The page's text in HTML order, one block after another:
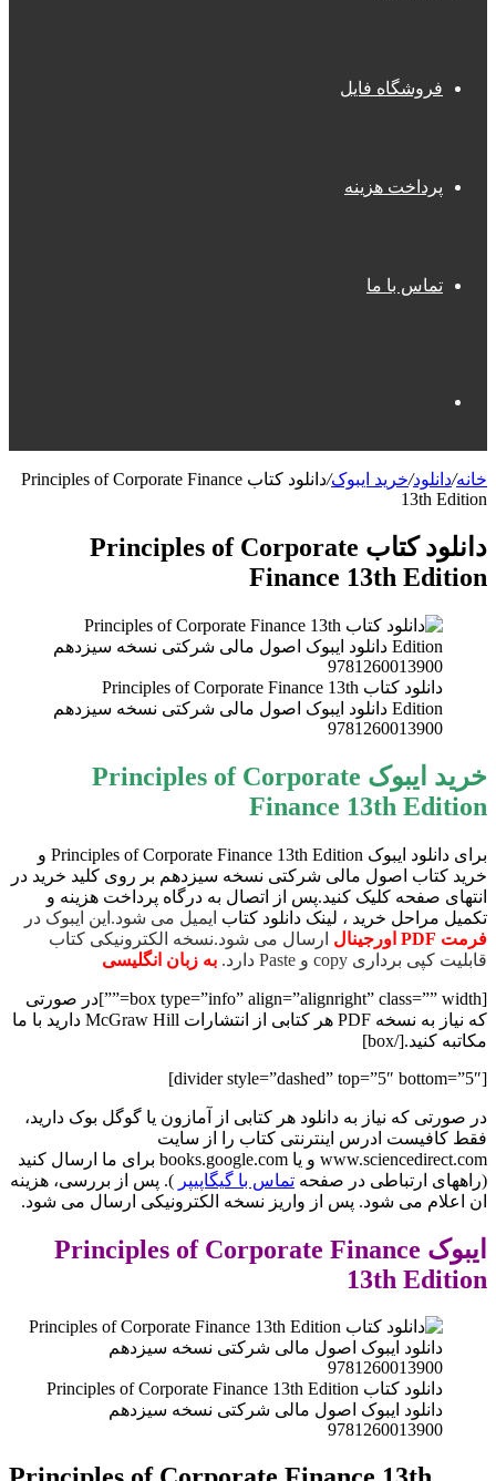
فروشگاه فایل
پرداخت هزینه
تماس با ما
برای
خانه/دانلود/خرید ایبوک/
دانلود کتاب Principles of Corporate Finance
13th Edition
دانلود کتاب Principles of Corporate
Finance 13th Edition
دانلود کتاب Principles of Corporate Finance 13th
Edition دانلود ایبوک اصول مالی شرکتی نسخه سیزدهم
9781260013900
خرید ایبوک Principles of Corporate
Finance 13th Edition
برای دانلود ایبوک Principles of Corporate Finance 13th Edition و
خرید کتاب اصول مالی شرکتی نسخه سیزدهم بر روی کلید خرید در
انتهای صفحه کلیک کنید.پس از اتصال به درگاه پرداخت هزینه و
تکمیل مراحل خرید ، لینک دانلود کتاب ایمیل می شود.این ایبوک در
فرمت PDF اورجینال
ارسال می شود.نسخه الکترونیکی کتاب
قابلیت کپی برداری copy و Paste دارد.
به زبان انگلیسی
[box type=”info” align=”alignright” class=”” width=””]در صورتی
که نیاز به نسخه PDF هر کتابی از انتشارات McGraw Hill دارید با ما
مکاتبه کنید.[/box]
[divider style=”dashed” top=”5″ bottom=”5″]
در صورتی که نیاز به دانلود هر کتابی از آمازون یا گوگل بوک دارید،
فقط کافیست ادرس اینترنتی کتاب را از سایت
www.sciencedirect.com و یا books.google.com برای ما ارسال کنید
(راههای ارتباطی در صفحه تماس با گیگاپیپر ). پس از بررسی، هزینه
ان اعلام می شود. پس از واریز نسخه الکترونیکی ارسال می شود.
ایبوک Principles of Corporate Finance
13th Edition
دانلود کتاب Principles of Corporate Finance 13th Edition
دانلود ایبوک اصول مالی شرکتی نسخه سیزدهم
9781260013900